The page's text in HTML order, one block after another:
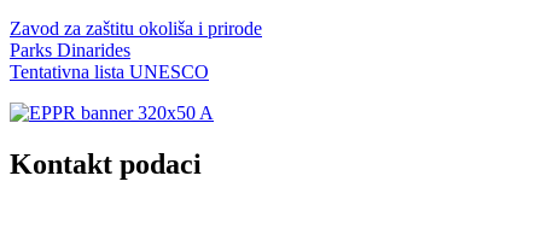
Zavod za zaštitu okoliša i prirode
Parks Dinarides
Tentativna lista UNESCO
Kontakt podaci